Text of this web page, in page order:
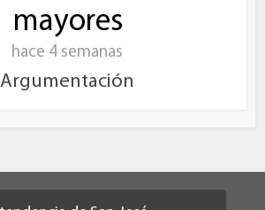
mayores
hace 4 semanas
Argumentación